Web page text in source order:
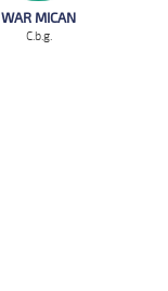
WAR MICAN
C.b.g.